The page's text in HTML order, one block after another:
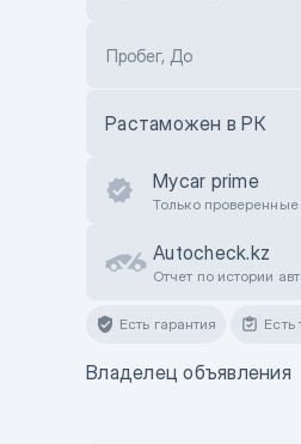
Пробег, До
Растаможен в РК
Mycar prime
Только проверенные
Autocheck.kz
Отчет по истории
Есть гарантия Есть
Владелец объявления